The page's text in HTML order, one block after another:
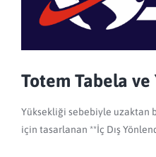
Totem Tabela
Yüksekliği sebebiyle uzaktan
için tasarlanan **İç Dış